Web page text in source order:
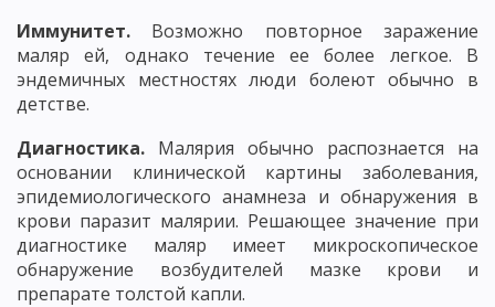
Иммунитет. Возможно повторное заражение
маляр ей, однако течение ее более легкое. В
эндемичных местностях люди болеют обычно в
детстве.
Диагностика. Малярия обычно распознается на
основании клинической картины заболевания,
эпидемиологического анамнеза и обнаружения в
крови паразит малярии. Решающее значение при
диагностике маляр имеет микроскопическое
обнаружение возбудителей мазке крови и
препарате толстой капли.